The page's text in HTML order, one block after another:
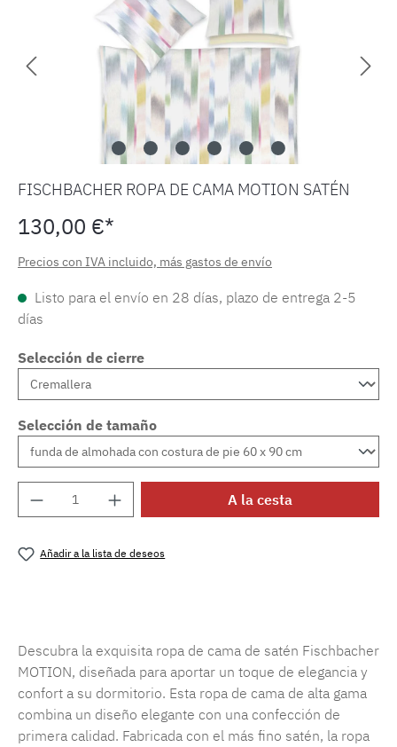
FISCHBACHER ROPA DE CAMA MOTION SATÉN
130,00 €*
Precios con IVA incluido, más gastos de envío
Listo para el envío en 28 días, plazo de entrega 2-5
días
Selección de cierre
Selección de tamaño
Cantidad del producto: introduce la
A la cesta
Añadir a la lista de deseos
Descubra la exquisita ropa de cama de satén Fischbacher
MOTION, diseñada para aportar un toque de elegancia y
confort a su dormitorio. Esta ropa de cama de alta gama
combina un diseño elegante con una confección de
primera calidad. Fabricada con el más fino satén, la ropa